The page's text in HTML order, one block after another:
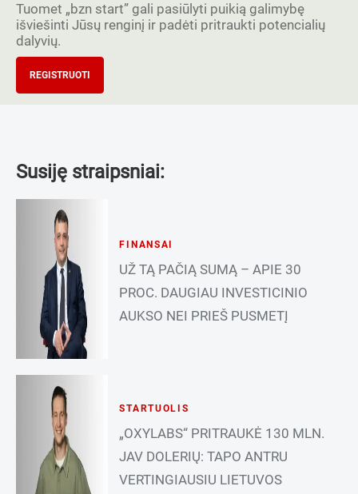
Tuomet „bzn start” gali pasiūlyti puikią galimybę
išviešinti Jūsų renginį ir padėti pritraukti potencialių
dalyvių.
REGISTRUOTI
Susiję straipsniai:
FINANSAI
UŽ TĄ PAČIĄ SUMĄ – APIE 30
PROC. DAUGIAU INVESTICINIO
AUKSO NEI PRIEŠ PUSMETĮ
STARTUOLIS
„OXYLABS“ PRITRAUKĖ 130 MLN.
JAV DOLERIŲ: TAPO ANTRU
VERTINGIAUSIU LIETUVOS